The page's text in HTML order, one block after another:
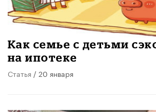
​Как семье с детьми
на ипотеке
Статья / 20 января